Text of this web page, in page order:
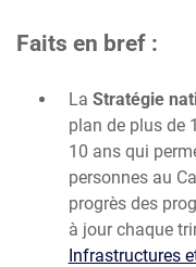
Faits en bref :
La Stratégie
plan de plus de
10 ans qui
personnes au
progrès des
à jour chaque
Infrastructures